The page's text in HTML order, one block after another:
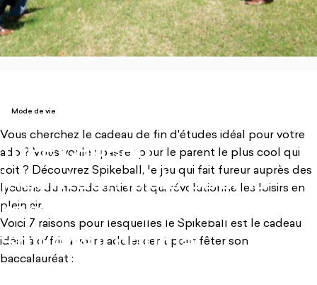
Mode de vie
Idée cadeau
incontournable pour la
remise
des diplômes
un
Spikeball pour la
Vous cherchez le cadeau de fin d'études idéal pour votre
ado ? Vous voulez passer pour le parent le plus cool qui
soit ? Découvrez Spikeball, le jeu qui fait fureur auprès des
lycéens du monde entier et qui révolutionne les loisirs en
plein air.
Voici 7 raisons pour lesquelles le Spikeball est le cadeau
idéal à offrir à votre adolescent pour fêter son
baccalauréat :
, s'ouvre dans un nouvel onglet